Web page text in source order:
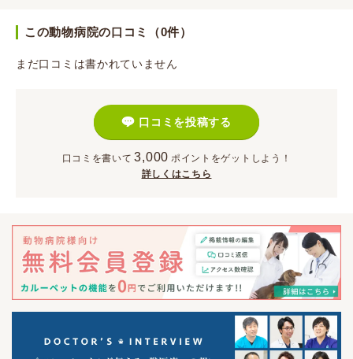
この動物病院の口コミ（0件）
まだ口コミは書かれていません
口コミを投稿する
口コミを書いて 3,000 ポイント をゲットしよう！
詳しくはこちら